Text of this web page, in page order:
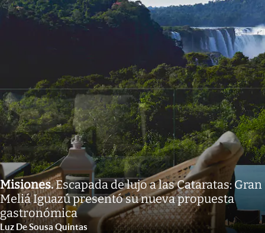
Misiones.Escapada de lujo a las Cataratas: Gran
Meliá Iguazú presentó su nueva propuesta
gastronómica
Luz De Sousa Quintas